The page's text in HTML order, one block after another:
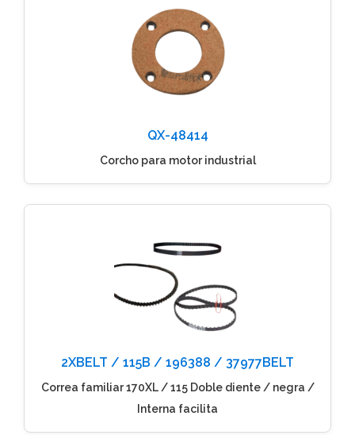
QX-48414
Corcho para motor industrial
2XBELT / 115B / 196388 / 37977BELT
Correa familiar 170XL / 115 Doble diente / negra /
Interna facilita